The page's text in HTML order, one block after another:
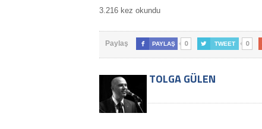
3.216 kez okundu
Paylaş  PAYLAŞ 0  TWEET 0
TOLGA GÜLEN